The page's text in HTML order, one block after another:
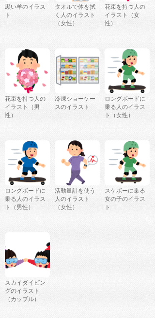
黒い羊のイラス
ト
タオルで体を拭
く人のイラスト
（女性）
花束を持つ人の
イラスト（女
性）
花束を持つ人の
イラスト（男
性）
冷凍ショーケー
スのイラスト
ロングボードに
乗る人のイラス
ト（女性）
ロングボードに
乗る人のイラス
ト（男性）
活動量計を使う
人のイラスト
（女性）
スケボーに乗る
女の子のイラス
ト
スカイダイビン
グのイラスト
（カップル）